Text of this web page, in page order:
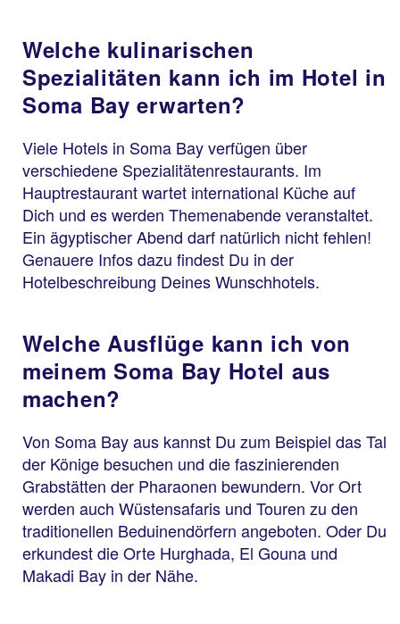
Welche kulinarischen
Spezialitäten kann ich im Hotel in
Soma Bay erwarten?
Viele Hotels in Soma Bay verfügen über
verschiedene Spezialitätenrestaurants. Im
Hauptrestaurant wartet international Küche auf
Dich und es werden Themenabende veranstaltet.
Ein ägyptischer Abend darf natürlich nicht fehlen!
Genauere Infos dazu findest Du in der
Hotelbeschreibung Deines Wunschhotels.
Welche Ausflüge kann ich von
meinem Soma Bay Hotel aus
machen?
Von Soma Bay aus kannst Du zum Beispiel das Tal
der Könige besuchen und die faszinierenden
Grabstätten der Pharaonen bewundern. Vor Ort
werden auch Wüstensafaris und Touren zu den
traditionellen Beduinendörfern angeboten. Oder Du
erkundest die Orte Hurghada, El Gouna und
Makadi Bay in der Nähe.